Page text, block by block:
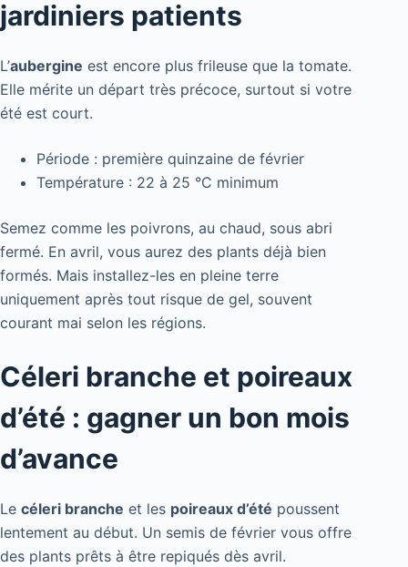
jardiniers patients
L’aubergine est encore plus frileuse que la tomate.
Elle mérite un départ très précoce, surtout si votre
été est court.
Période : première quinzaine de février
Température : 22 à 25 °C minimum
Semez comme les poivrons, au chaud, sous abri
fermé. En avril, vous aurez des plants déjà bien
formés. Mais installez-les en pleine terre
uniquement après tout risque de gel, souvent
courant mai selon les régions.
Céleri branche et poireaux
d’été : gagner un bon mois
d’avance
Le céleri branche et les poireaux d’été poussent
lentement au début. Un semis de février vous offre
des plants prêts à être repiqués dès avril.